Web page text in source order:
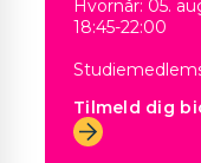
Hvornår: 05.
18:45-22:00
Tilmeld dig